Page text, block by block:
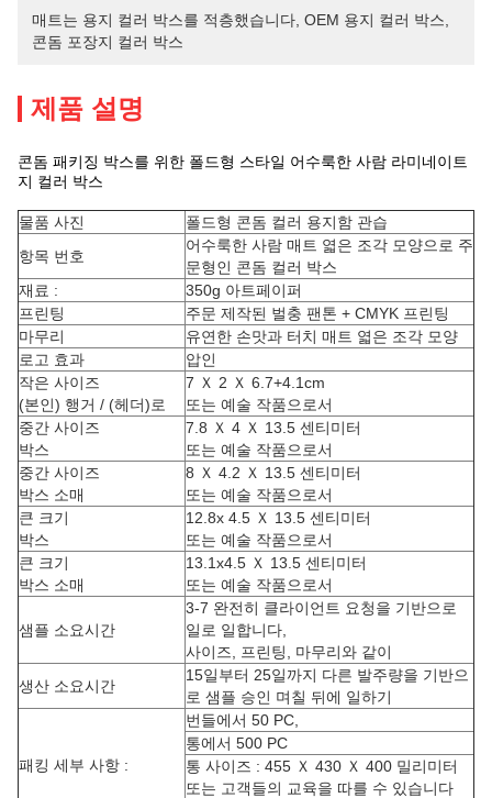
매트는 용지 컬러 박스를 적층했습니다 OEM 용지 컬러 박스
콘돔 포장지 컬러 박스
제품 설명
콘돔 패키징 박스를 위한 폴드형 스타일 어수룩한 사람 라미네이트
지 컬러 박스
물품 사진
폴드형 콘돔 컬러 용지함 관습
항목 번호
어수룩한 사람 매트 엷은 조각 모양으로 주
문형인 콘돔 컬러 박스
재료 :
350g 아트페이퍼
프린팅
주문 제작된 벌충 팬톤 + CMYK 프린팅
마무리
유연한 손맛과 터치 매트 엷은 조각 모양
로고 효과
압인
작은 사이즈
(본인) 행거 / (헤더)로
7 Ｘ 2 Ｘ 6.7+4.1cm
또는 예술 작품으로서
중간 사이즈
박스
7.8 Ｘ 4 Ｘ 13.5 센티미터
또는 예술 작품으로서
중간 사이즈
박스 소매
8 Ｘ 4.2 Ｘ 13.5 센티미터
또는 예술 작품으로서
큰 크기
박스
12.8x 4.5 Ｘ 13.5 센티미터
또는 예술 작품으로서
큰 크기
박스 소매
13.1x4.5 Ｘ 13.5 센티미터
또는 예술 작품으로서
샘플 소요시간
3-7 완전히 클라이언트 요청을 기반으로
일로 일합니다,
사이즈, 프린팅, 마무리와 같이
생산 소요시간
15일부터 25일까지 다른 발주량을 기반으
로 샘플 승인 며칠 뒤에 일하기
패킹 세부 사항 :
번들에서 50 PC,
통에서 500 PC
통 사이즈 : 455 Ｘ 430 Ｘ 400 밀리미터
또는 고객들의 교육을 따를 수 있습니다